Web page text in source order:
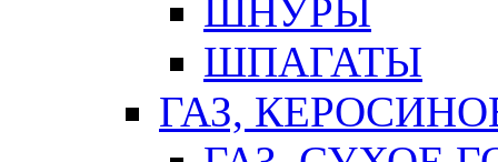
ШНУРЫ
ШПАГАТЫ
ГАЗ,